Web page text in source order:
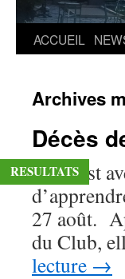
Aller
contenu
ACCUEIL
Archives
Décès
C’est
27 août.
du Club,
lecture →
RESULTATS